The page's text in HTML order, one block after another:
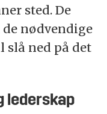
sted. De
nødvendige
ned på det
lederskap